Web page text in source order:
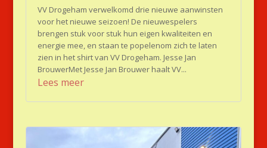
VV Drogeham verwelkomd drie nieuwe aanwinsten
voor het nieuwe seizoen! De nieuwespelers
brengen stuk voor stuk hun eigen kwaliteiten en
energie mee, en staan te popelenom zich te laten
zien in het shirt van VV Drogeham. Jesse Jan
BrouwerMet Jesse Jan Brouwer haalt VV...
Lees meer